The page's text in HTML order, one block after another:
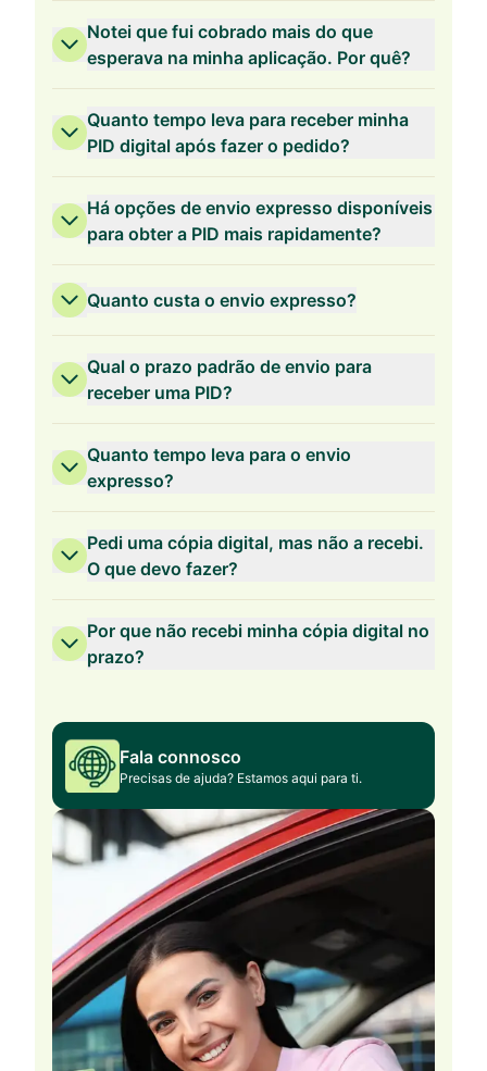
Notei que fui cobrado mais do que
esperava na minha aplicação. Por quê?
Quanto tempo leva para receber minha
PID digital após fazer o pedido?
Há opções de envio expresso disponíveis
para obter a PID mais rapidamente?
Quanto custa o envio expresso?
Qual o prazo padrão de envio para
receber uma PID?
Quanto tempo leva para o envio
expresso?
Pedi uma cópia digital, mas não a recebi.
O que devo fazer?
Por que não recebi minha cópia digital no
prazo?
Fala connosco
Precisas de ajuda? Estamos aqui para ti.